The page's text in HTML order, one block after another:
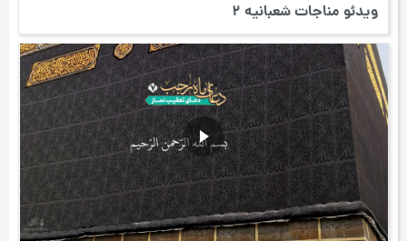
ویدئو مناجات شعبانیه 2